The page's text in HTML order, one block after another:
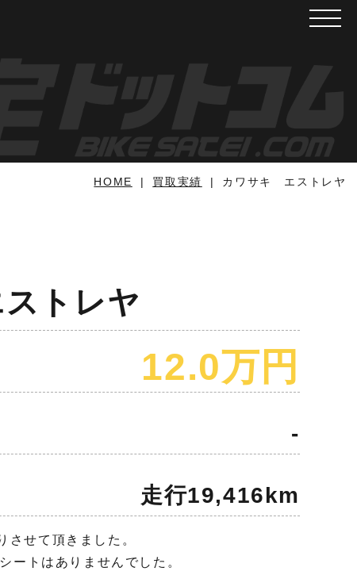
メニ
HOME 買取実績 カワサキ エストレヤ
トレヤ
12.0万円
-
走行19,416km
させて頂きました。
ートはありませんでした。